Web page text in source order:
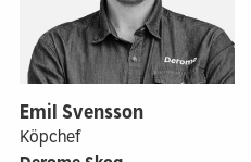
Emil Svensson
Köpchef